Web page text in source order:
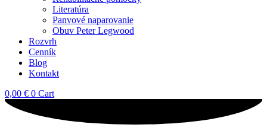
Literatúra
Panvové naparovanie
Obuv Peter Legwood
Rozvrh
Cenník
Blog
Kontakt
0,00 € 0 Cart